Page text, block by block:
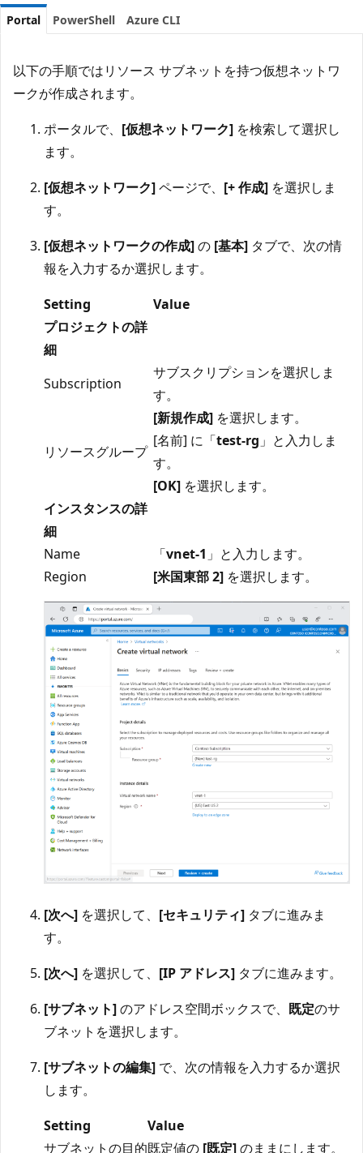
Portal PowerShell Azure CLI
以下の手順ではリソース サブネットを持つ仮想ネットワ
ークが作成されます。
ポータルで、 [仮想ネットワーク] を検索して選択し
ます。
[仮想ネットワーク]ページで、 [+ 作成] を選択しま
す。
[仮想ネットワークの作成]の [基本] タブで、次の情
報を入力するか選択します。
Setting
Value
プロジェクトの詳
細
Subscription
サブスクリプションを選択しま
す。
リソースグループ
[新規作成] を選択します。
[名前] に「test-rg 」と入力しま
す。
[OK] を選択します。
インスタンスの詳
細
Name
「vnet-1 」と入力します。
Region
[米国東部 2] を選択します。
[次へ] を選択して、 [セキュリティ] タブに進みま
す。
[次へ] を選択して、 [IP アドレス] タブに進みます。
[サブネット]のアドレス空間ボックスで、 既定のサ
ブネットを選択します。
[サブネットの編集] で、次の情報を入力するか選択
します。
Setting
Value
サブネットの目的既定値の [既定]のままにします。